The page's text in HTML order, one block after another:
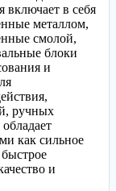
включает в себя
металлом,
смолой,
блоки
и
ручных
как сильное
и